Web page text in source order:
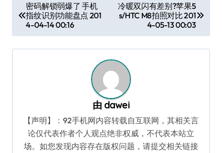
章
导
航
密码解锁弱爆了 手机
指纹识别功能盘点 201
4-04-14 00:16
冷暖双闪有差别?苹果5
s/HTC M8拍照对比 201
4-05-13 00:03
由 dawei
【声明】：92手机网内容转载自互联网，其相关言
论仅代表作者个人观点绝非权威，不代表本站立
场。如您发现内容存在版权问题，请提交相关链接